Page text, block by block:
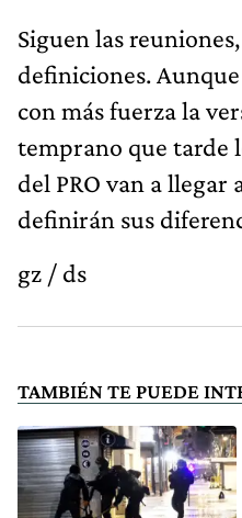
Siguen las
definiciones.
con más fuerza la
temprano que tarde
del PRO van a llegar
definirán sus
gz / ds
TAMBIÉN TE PUEDE